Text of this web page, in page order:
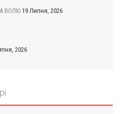
ВОЛЮ 19 Липня, 2026
2026